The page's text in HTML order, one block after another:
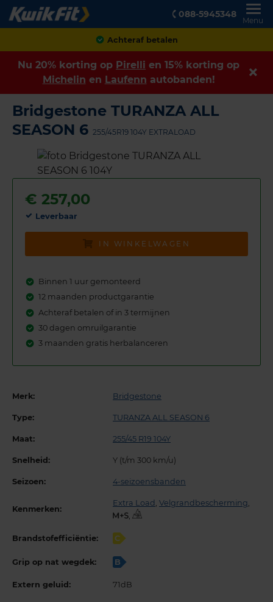
088-5945348
Menu
Klanten geven ons een
Nu 20% korting op Pirelli en 15% korting op
Michelin en Laufenn autobanden!
Bridgestone TURANZA ALL
SEASON 6 255/45R19 104Y EXTRALOAD
€ 257,00
Leverbaar
IN WINKELWAGEN
Binnen 1 uur gemonteerd
12 maanden productgarantie
Achteraf betalen of in 3 termijnen
30 dagen omruilgarantie
3 maanden gratis herbalanceren
Merk: Bridgestone
Type: TURANZA ALL SEASON 6
Maat: 255/45 R19 104Y
Snelheid: Y (t/m 300 km/u)
Seizoen: 4-seizoensbanden
Kenmerken:
Extra Load Velgrandbescherming
,
Brandstofefficiëntie: C
Grip op nat wegdek: B
Extern geluid: 71dB